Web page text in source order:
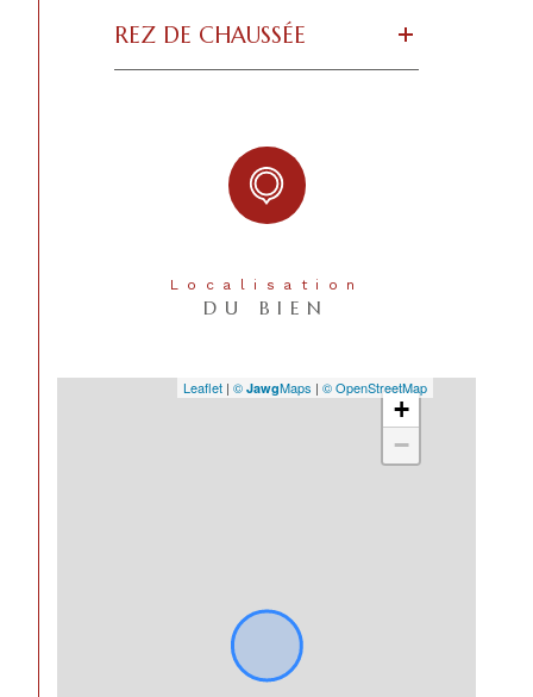
REZ DE CHAUSSÉE
Localisation
DU BIEN
+
−
Leaflet | © JawgMaps | © OpenStreetMap